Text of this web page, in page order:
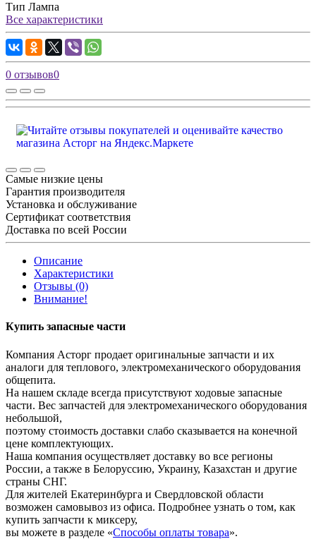
Тип Лампа
Все характеристики
0 отзывов0
Самые низкие цены
Гарантия производителя
Установка и обслуживание
Сертификат соответствия
Доставка по всей России
Описание
Характеристики
Отзывы (0)
Внимание!
Купить запасные части
Компания Асторг продает оригинальные запчасти и их
аналоги для теплового, электромеханического оборудования
общепита.
На нашем складе всегда присутствуют ходовые запасные
части. Вес запчастей для электромеханического оборудования
небольшой,
поэтому стоимость доставки слабо сказывается на конечной
цене комплектующих.
Наша компания осуществляет доставку во все регионы
России, а также в Белоруссию, Украину, Казахстан и другие
страны СНГ.
Для жителей Екатеринбурга и Свердловской области
возможен самовывоз из офиса. Подробнее узнать о том, как
купить запчасти к миксеру,
вы можете в разделе «Способы оплаты товара».